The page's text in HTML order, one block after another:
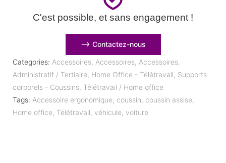
C'est possible, et sans engagement !
⟶ Contactez-nous
Categories: Accessoires, Accessoires, Accessoires,
Administratif / Tertiaire, Home Office - Télétravail, Supports
corporels - Coussins, Télétravail / Home office
Tags: Accessoire ergonomique, coussin, coussin assise,
Home office, Télétravail, véhicule, voiture